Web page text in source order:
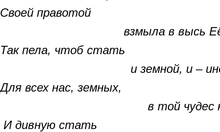
Своей правотой
взмыла в высь Её
Так пела, чтоб стать
и земной, и –
Для всех нас, земных,
в той чудес
И дивную стать